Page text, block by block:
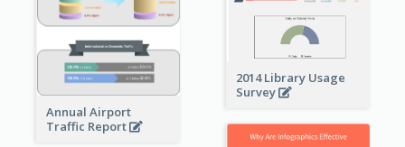
Annual Airport
Traffic Report
2014 Library Usage
Survey